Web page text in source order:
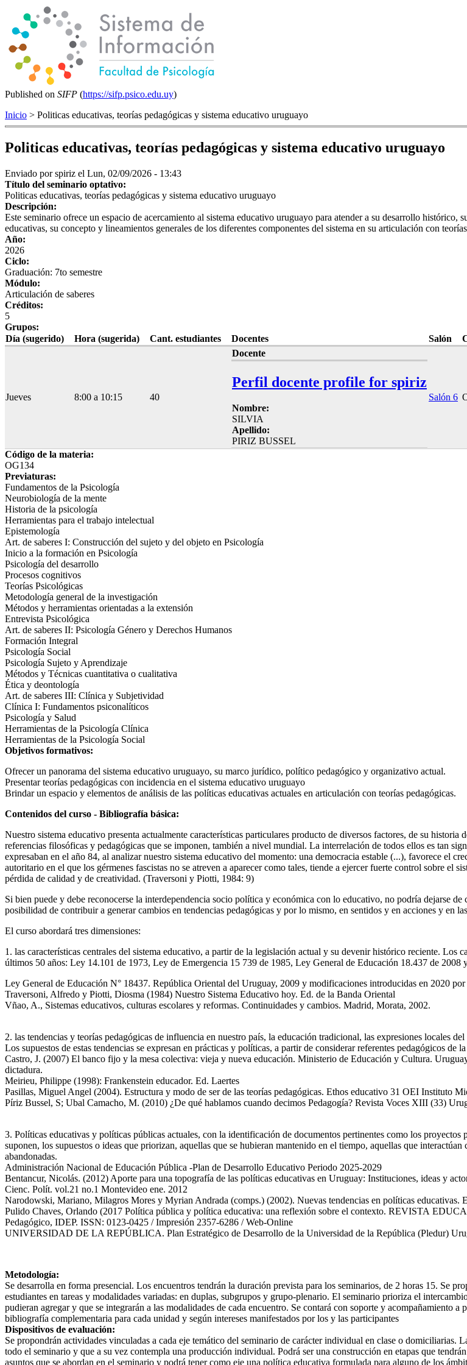
Published on SIFP (https://sifp.psico.edu.uy)
Inicio > Politicas educativas, teorías pedagógicas y sistema educativo uruguayo
Politicas educativas, teorías pedagógicas y sistema educativo uruguayo
Enviado porspiriz el Lun, 02/09/2026 - 13:43
Título del seminario optativo:
Politicas educativas, teorías pedagógicas y sistema educativo uruguayo
Descripción:
Este seminario ofrece un espacio de acercamiento al sistema educativo uruguayo para atender a su desarrollo
educativas, su concepto y lineamientos generales de los diferentes componentes del sistema en su articulación con
Año:
2026
Ciclo:
Graduación: 7to semestre
Módulo:
Articulación de saberes
Créditos:
5
Grupos:
Día (sugerido)
Hora (sugerida) Cant. estudiantes Docentes Salón
Jueves 8:00 a 10:15 40
Docente
Perfil docente profile for spiriz
Nombre:
SILVIA
Apellido:
PIRIZ BUSSEL
Salón 6
Código de la materia:
OG134
Previaturas:
Fundamentos de la Psicología
Neurobiología de la mente
Historia de la psicología
Herramientas para el trabajo intelectual
Epistemología
Art. de saberes I: Construcción del sujeto y del objeto en Psicología
Inicio a la formación en Psicología
Psicología del desarrollo
Procesos cognitivos
Teorías Psicológicas
Metodología general de la investigación
Métodos y herramientas orientadas a la extensión
Entrevista Psicológica
Art. de saberes II: Psicología Género y Derechos Humanos
Formación Integral
Psicología Social
Psicología Sujeto y Aprendizaje
Métodos y Técnicas cuantitativa o cualitativa
Ética y deontología
Art. de saberes III: Clínica y Subjetividad
Clínica I: Fundamentos psiconalíticos
Psicología y Salud
Herramientas de la Psicología Clínica
Herramientas de la Psicología Social
Objetivos formativos:
Ofrecer un panorama del sistema educativo uruguayo, su marco jurídico, político pedagógico y organizativo actual.
Presentar teorías pedagógicas con incidencia en el sistema educativo uruguayo
Brindar un espacio y elementos de análisis de las políticas educativas actuales en articulación con teorías pedagógicas.
Contenidos del curso - Bibliografía básica:
Nuestro sistema educativo presenta actualmente características particulares producto de diversos factores, de su
referencias filosóficas y pedagógicas que se imponen, también a nivel mundial. La interrelación de todos ellos es tan
expresaban en el año 84, al analizar nuestro sistema educativo del momento: una democracia estable (...), favorece el
autoritario en el que los gérmenes fascistas no se atreven a aparecer como tales, tiende a ejercer fuerte control sobre
pérdida de calidad y de creatividad. (Traversoni y Piotti, 1984: 9)
Si bien puede y debe reconocerse la interdependencia socio política y económica con lo educativo, no podría dejarse
posibilidad de contribuir a generar cambios en tendencias pedagógicas y por lo mismo, en sentidos y en acciones y en
El curso abordará tres dimensiones:
1. las características centrales del sistema educativo, a partir de la legislación actual y su devenir histórico reciente. Los
últimos 50 años: Ley 14.101 de 1973, Ley de Emergencia 15 739 de 1985, Ley General de Educación 18.437 de
Ley General de Educación N° 18437. República Oriental del Uruguay, 2009 y modificaciones introducidas en 2020
Traversoni, Alfredo y Piotti, Diosma (1984) Nuestro Sistema Educativo hoy. Ed. de la Banda Oriental
Vñao, A., Sistemas educativos, culturas escolares y reformas. Continuidades y cambios. Madrid, Morata, 2002.
2. las tendencias y teorías pedagógicas de influencia en nuestro país, la educación tradicional, las expresiones locales
Los supuestos de estas tendencias se expresan en prácticas y políticas, a partir de considerar referentes pedagógicos de
Castro, J. (2007) El banco fijo y la mesa colectiva: vieja y nueva educación. Ministerio de Educación y Cultura.
dictadura.
Meirieu, Philippe (1998): Frankenstein educador. Ed. Laertes
Pasillas, Miguel Angel (2004). Estructura y modo de ser de las teorías pedagógicas. Ethos educativo 31 OEI Instituto
Píriz Bussel, S; Ubal Camacho, M. (2010) ¿De qué hablamos cuando decimos Pedagogía? Revista Voces XIII (33)
3. Políticas educativas y políticas públicas actuales, con la identificación de documentos pertinentes como los
suponen, los supuestos o ideas que priorizan, aquellas que se hubieran mantenido en el tiempo, aquellas que
abandonadas.
Administración Nacional de Educación Pública -Plan de Desarrollo Educativo Periodo 2025-2029
Bentancur, Nicolás. (2012) Aporte para una topografía de las políticas educativas en Uruguay: Instituciones, ideas y
Cienc. Polít. vol.21 no.1 Montevideo ene. 2012
Narodowski, Mariano, Milagros Mores y Myrian Andrada (comps.) (2002). Nuevas tendencias en políticas educativas.
Pulido Chaves, Orlando (2017 Política pública y política educativa: una reflexión sobre el contexto. REVISTA
Pedagógico, IDEP. ISSN: 0123-0425 / Impresión 2357-6286 / Web-Online
UNIVERSIDAD DE LA REPÚBLICA. Plan Estratégico de Desarrollo de la Universidad de la República (Pledur)
Metodología:
Se desarrolla en forma presencial. Los encuentros tendrán la duración prevista para los seminarios, de 2 horas 15. Se
estudiantes en tareas y modalidades variadas: en duplas, subgrupos y grupo-plenario. El seminario prioriza el
pudieran agregar y que se integrarán a las modalidades de cada encuentro. Se contará con soporte y acompañamiento
bibliografía complementaria para cada unidad y según intereses manifestados por los y las participantes
Dispositivos de evaluación:
Se propondrán actividades vinculadas a cada eje temático del seminario de carácter individual en clase o domiciliarias.
todo el seminario y que a su vez contempla una producción individual. Podrá ser una construcción en etapas que
asuntos que se abordan en el seminario y podrá tener como eje una política educativa formulada para alguno de los